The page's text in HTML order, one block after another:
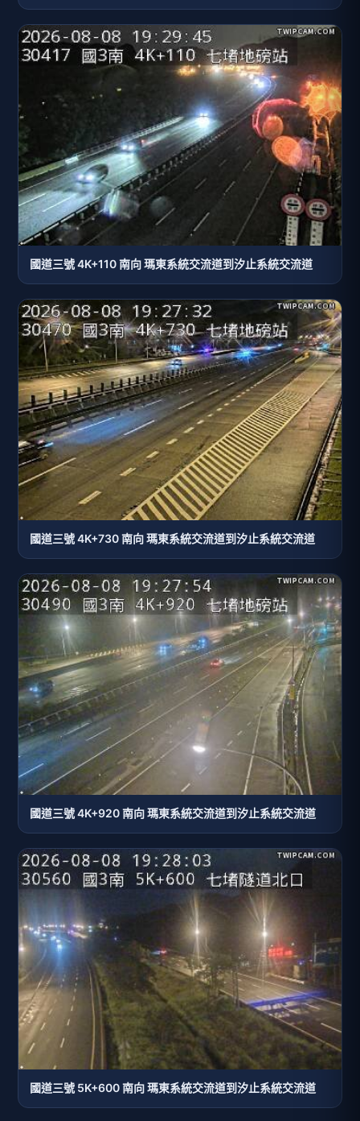
國道三號 4K+110 南向 瑪東系統交流道到汐止系統交流道
國道三號 4K+730 南向 瑪東系統交流道到汐止系統交流道
國道三號 4K+920 南向 瑪東系統交流道到汐止系統交流道
國道三號 5K+600 南向 瑪東系統交流道到汐止系統交流道